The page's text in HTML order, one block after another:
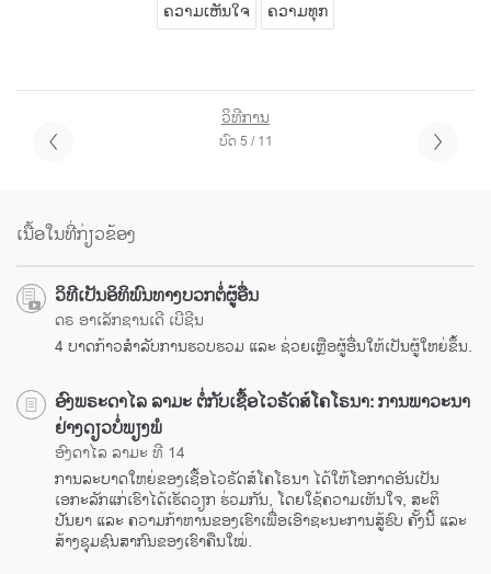
ຄວາມເຫັນໃຈ ຄວາມທຸກ
ວິທີການ
ບົດ 5 / 11
ເນື້ອໃນທີ່ກ່ຽວຂ້ອງ
ວິທີເປັນອິທິພົນທາງບວກຕໍ່ຜູ້ອື່ນ
ດຣ ອາເລັກຊານເດີ ເບີຊີນ
4 ບາດກ້າວສຳລັບການຮວບຮວມ ແລະ ຊ່ວຍເຫຼືອຜູ້ອື່ນໃຫ້ເປັນຜູ້ໃຫຍ່ຂຶ້ນ.
ອົງພຣະດາໄລ ລາມະ ຕໍ່ກັບເຊື້ອໄວຣັດສ໌ໂຄໂຣນາ: ການພາວະນາ
ຢ່າງດຽວບໍ່ພຽງພໍ
ອົງດາໄລ ລາມະ ທີ 14
ການລະບາດໃຫຍ່ຂອງເຊື້ອໄວຣັດສ໌ໂຄໂຣນາ ໄດ້ໃຫ້ໂອກາດອັນເປັນ
ເອກະລັກແກ່ເຮົາໄດ້ເຮັດວຽກ ຮ່ວມກັນ, ໂດຍໃຊ້ຄວາມເຫັນໃຈ, ສະຕິ
ປັນຍາ ແລະ ຄວາມກ້າຫານຂອງເຮົາເພື່ອເອົາຊະນະການສູ້ຮົບ ຄັ້ງນີ້ ແລະ
ສ້າງຊຸມຊົນສາກົນຂອງເຮົາຄືນໃໝ່.